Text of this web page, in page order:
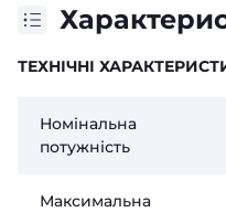
ТЕХНІЧНІ
Номінальна
потужність
Максимальна